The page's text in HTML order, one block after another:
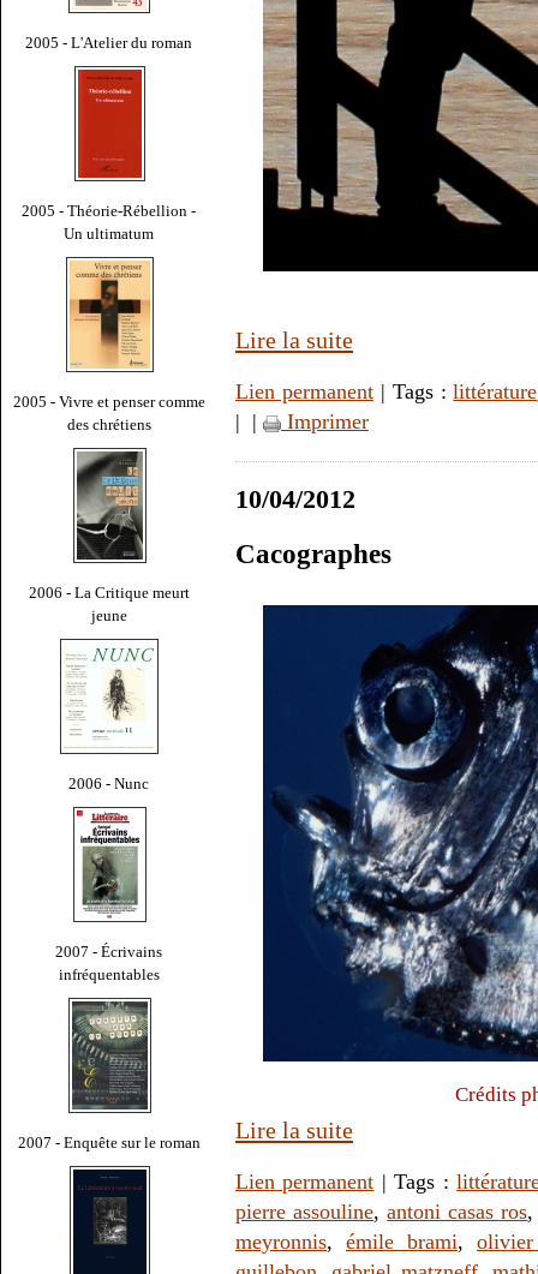
2005 - L'Atelier du roman
2005 - Théorie-Rébellion -
Un ultimatum
2005 - Vivre et penser comme
des chrétiens
2006 - La Critique meurt
jeune
2006 - Nunc
2007 - Écrivains
infréquentables
2007 - Enquête sur le roman
Lire la suite
Lien permanent| Tags :littérature
| | Imprimer
10/04/2012
Cacographes
Crédits
Lire la suite
Lien permanent | Tags :
pierre assouline,antoni casas ros
meyronnis, émile brami,